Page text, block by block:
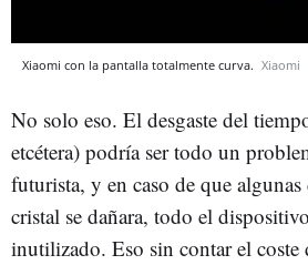
Xiaomi con la pantalla totalmente curva. Xiaomi
No solo eso. El desgaste del
etcétera) podría ser todo un
futurista, y en caso de que algunas
cristal se dañara, todo el
inutilizado. Eso sin contar el coste